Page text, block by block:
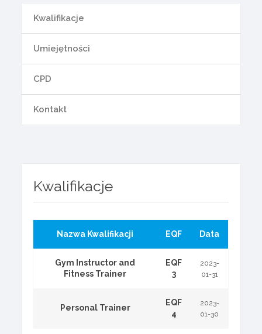
Kwalifikacje
Umiejętności
CPD
Kontakt
Kwalifikacje
Nazwa Kwalifikacji EQF Data
Gym Instructor and
Fitness Trainer
EQF
3
2023-
01-31
Personal Trainer
EQF
4
2023-
01-30